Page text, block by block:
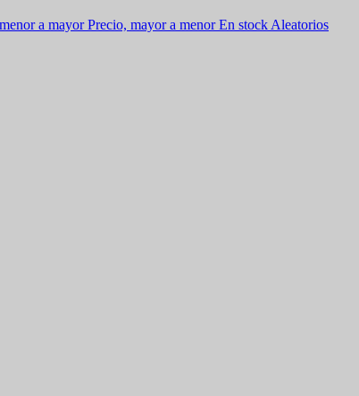
a mayorPrecio, mayor a menorEn stock Aleatorios